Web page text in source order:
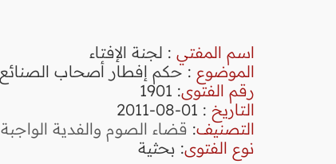
اسم المفتي : لجنة الإفتاء
الموضوع : حكم إفطار أصحاب
رقم الفتوى:
1901
التاريخ : 01-08-2011
التصنيف: قضاء الصوم والفدية
نوع الفتوى: بحثية